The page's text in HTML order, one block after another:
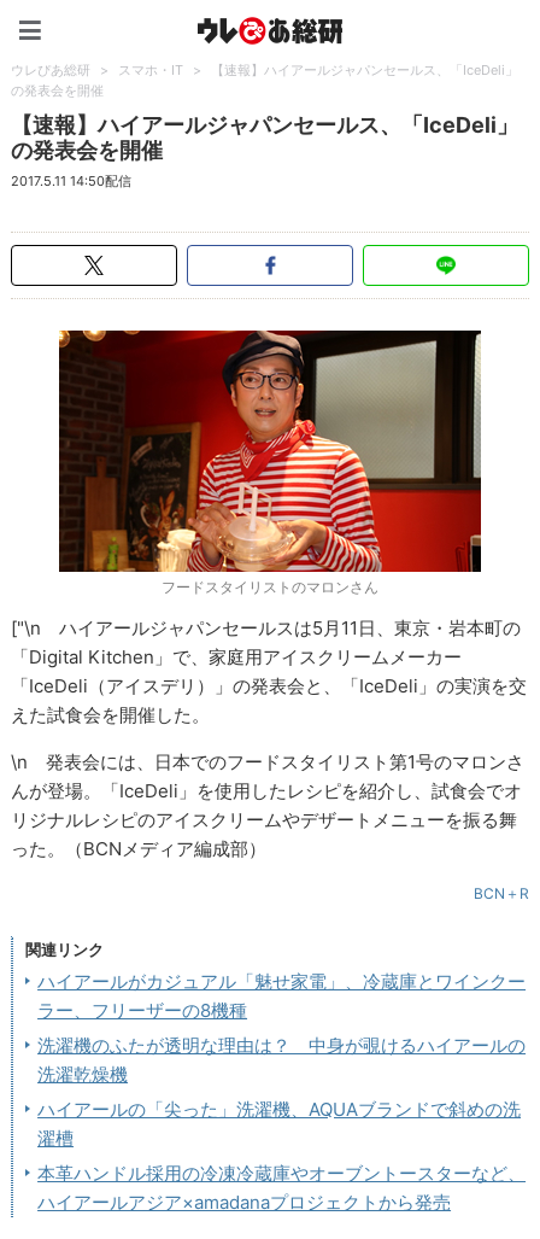
ウレぴあ総研 > スマホ・IT >
【速報】ハイアールジャパンセールス、「IceDeli」
の発表会を開催
【速報】ハイアールジャパンセールス、「IceDeli」
の発表会を開催
2017.5.11 14:50配信
フードスタイリストのマロンさん
["\n ハイアールジャパンセールスは5月11日、東京・岩本町の
「Digital Kitchen」で、家庭用アイスクリームメーカー
「IceDeli（アイスデリ）」の発表会と、「IceDeli」の実演を交
えた試食会を開催した。
\n 発表会には、日本でのフードスタイリスト第1号のマロンさ
んが登場。「IceDeli」を使用したレシピを紹介し、試食会でオ
リジナルレシピのアイスクリームやデザートメニューを振る舞
った。（BCNメディア編成部）
BCN＋R
関連リンク
ハイアールがカジュアル「魅せ家電」、冷蔵庫とワインクー
ラー、フリーザーの8機種
洗濯機のふたが透明な理由は？ 中身が覗けるハイアールの
洗濯乾燥機
ハイアールの「尖った」洗濯機、AQUAブランドで斜めの洗
濯槽
本革ハンドル採用の冷凍冷蔵庫やオーブントースターなど、
ハイアールアジア×amadanaプロジェクトから発売